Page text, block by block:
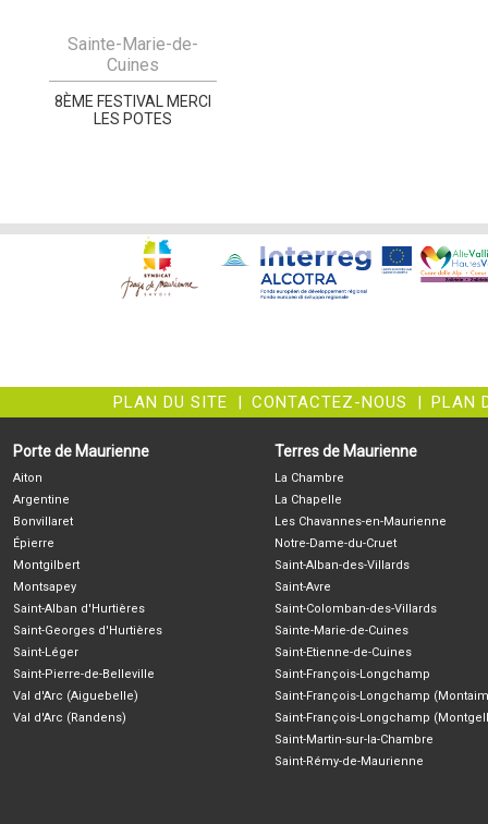
Sainte-Marie-de-
Cuines
8ÈME FESTIVAL MERCI
LES POTES
PLAN DU SITE | CONTACTEZ-NOUS | PLAN
Porte de Maurienne
Aiton
Argentine
Bonvillaret
Épierre
Montgilbert
Montsapey
Saint-Alban d'Hurtières
Saint-Georges d'Hurtières
Saint-Léger
Saint-Pierre-de-Belleville
Val d'Arc (Aiguebelle)
Val d'Arc (Randens)
Terres de Maurienne
La Chambre
La Chapelle
Les Chavannes-en-Maurienne
Notre-Dame-du-Cruet
Saint-Alban-des-Villards
Saint-Avre
Saint-Colomban-des-Villards
Sainte-Marie-de-Cuines
Saint-Etienne-de-Cuines
Saint-François-Longchamp
Saint-François-Longchamp
Saint-François-Longchamp
Saint-Martin-sur-la-Chambre
Saint-Rémy-de-Maurienne